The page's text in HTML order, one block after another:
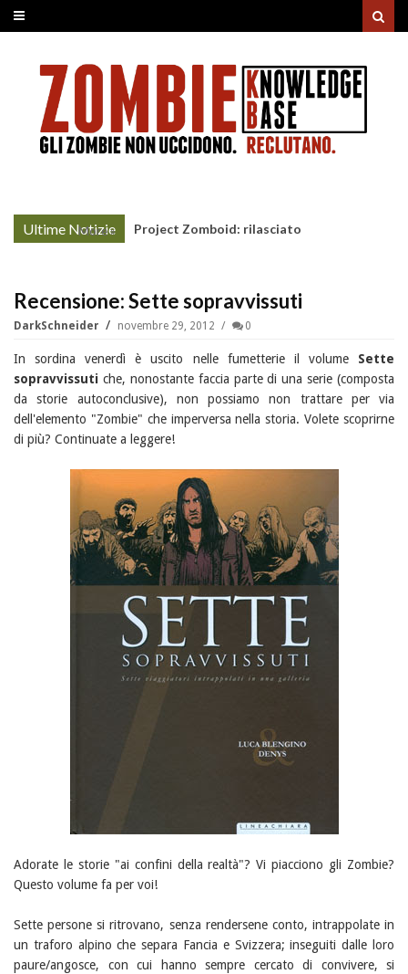
Ultime Notizie
More »
Project Zomboid: rilasciato
Recensione: Sette sopravvissuti
DarkSchneider novembre 29, 2012 0
In sordina venerdì è uscito nelle fumetterie il volume Sette
sopravvissuti che, nonostante faccia parte di una serie (composta
da storie autoconclusive), non possiamo non trattare per via
dell'elemento "Zombie" che imperversa nella storia. Volete scoprirne
di più? Continuate a leggere!
Adorate le storie "ai confini della realtà"? Vi piacciono gli Zombie?
Questo volume fa per voi!
Sette persone si ritrovano, senza rendersene conto, intrappolate in
un traforo alpino che separa Fancia e Svizzera; inseguiti dalle loro
paure/angosce, con cui hanno sempre cercato di convivere, si